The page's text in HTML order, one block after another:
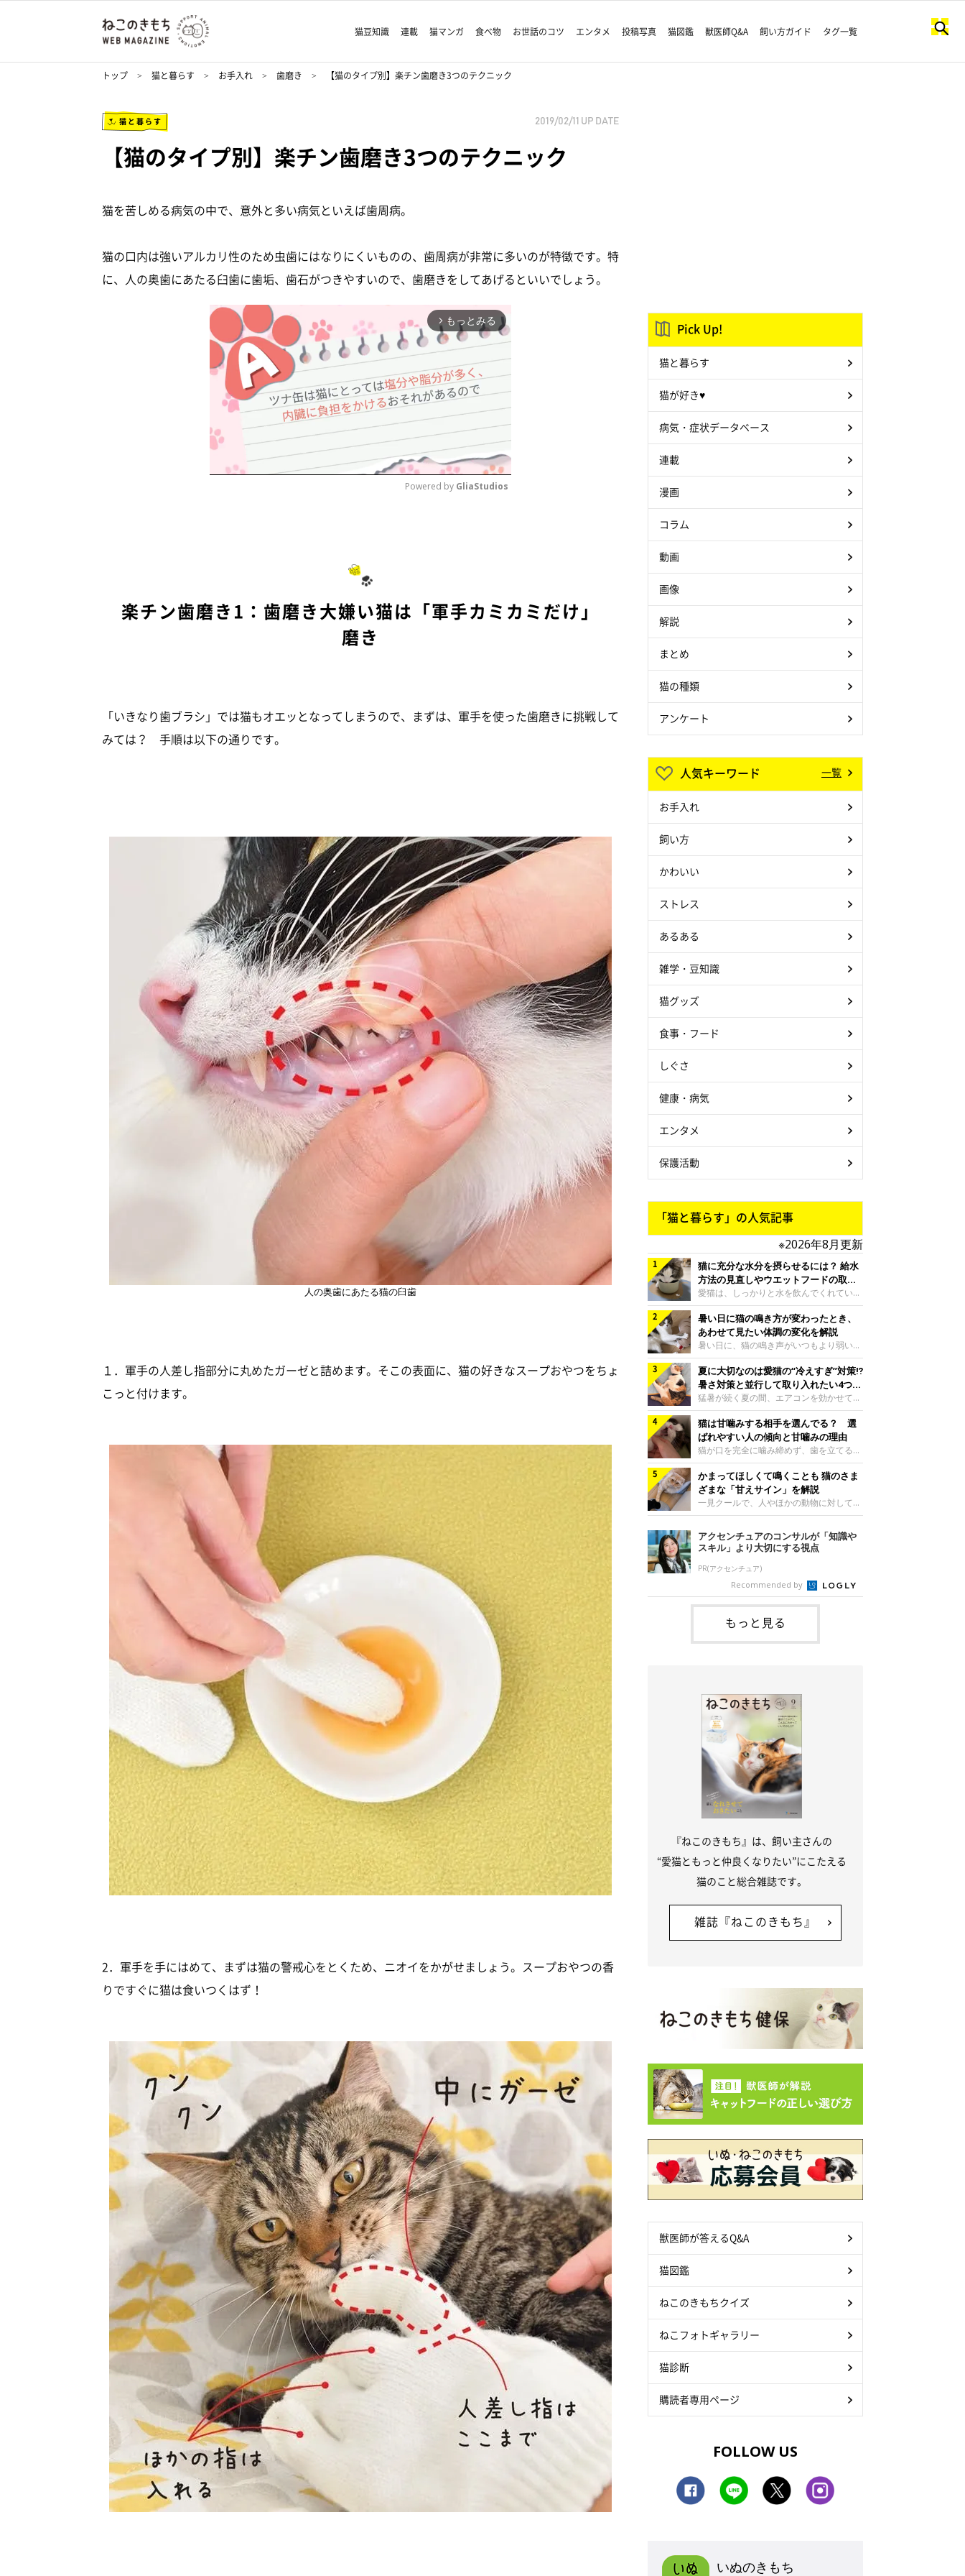
猫豆知識 連載 猫マンガ 食べ物 お世話のコツ エンタメ 投稿写真 猫図鑑 獣医師Q&A 飼い方ガイド タグ一覧
トップ 猫と暮らす お手入れ 歯磨き 【猫のタイプ別】楽チン歯磨き3つのテクニック
猫と暮らす 2019/02/11 UP DATE
【猫のタイプ別】楽チン歯磨き3つのテクニック
猫を苦しめる病気の中で、意外と多い病気といえば歯周病。
猫の口内は強いアルカリ性のため虫歯にはなりにくいものの、歯周病が非常に多いのが特徴です。特
に、人の奥歯にあたる臼歯に歯垢、歯石がつきやすいので、歯磨きをしてあげるといいでしょう。
arrow_forward_ios もっとみる
Powered by GliaStudios
楽チン歯磨き1：歯磨き大嫌い猫は「軍手カミカミだけ」
磨き
「いきなり歯ブラシ」では猫もオエッとなってしまうので、まずは、軍手を使った歯磨きに挑戦して
みては？ 手順は以下の通りです。
人の奥歯にあたる猫の臼歯
１．軍手の人差し指部分に丸めたガーゼと詰めます。そこの表面に、猫の好きなスープおやつをちょ
こっと付けます。
2．軍手を手にはめて、まずは猫の警戒心をとくため、ニオイをかがせましょう。スープおやつの香
りですぐに猫は食いつくはず！
Pick Up!
猫と暮らす
猫が好き♥
病気・症状データベース
連載
漫画
コラム
動画
画像
解説
まとめ
猫の種類
アンケート
人気キーワード 一覧
お手入れ
飼い方
かわいい
ストレス
あるある
雑学・豆知識
猫グッズ
食事・フード
しぐさ
健康・病気
エンタメ
保護活動
「猫と暮らす」の人気記事
※2026年8月更新
猫に充分な水分を摂らせるには？ 給水
方法の見直しやウエットフードの取り
入れ方を解説
愛猫は、しっかりと水を飲んでくれていま
すか？ 夏場はエアコンで室内が涼しいこ
ともあり、猫があまり水を飲まないこと
も。積極的に水分を摂らせるためには、給
水方法を見直したり、フードから水分を摂
らせたりする方法があります。今回は獣医
師の重本仁先生に、猫に水分を摂らせるた
めにできるためできる工夫を教えていただ
きました。ボウルの高さを愛猫の好みにね
このきもち投稿写真ギャラリー水飲みボウ
ルの高さは、猫が飲むときに頭が胃より下
にならないように設定すると飲みやすいで
しょう。首を深く折り曲げずに済むため、
関節や食道への負
暑い日に猫の鳴き方が変わったとき、
あわせて見たい体調の変化を解説
暑い日に、猫の鳴き声がいつもより弱い、
かすれる、しつこく鳴くなど、ふだんと違
って聞こえることがあります。 そんなと
き、あわせてどのような様子を確認したら
よいのでしょうか。暑い日に猫の鳴き方が
変わるときの見方や注意したい体調の変化
などについて、ねこのきもち獣医師相談室
の山口みき先生に伺いました。 鳴き方の
変化だけで判断せず、全身の様子も確認し
てねこのきもち投稿写真ギャラリー猫の鳴
き方が変わったとき、暑さと関係している
ように見えることがあります。 ただ、鳴
き声だけで原因を決めるのは難しく、体調
や環境の変化を
夏に大切なのは愛猫の“冷えすぎ”対策⁉
暑さ対策と並行して取り入れたい4つの
工夫
猛暑が続く夏の間、エアコンを効かせて室
内を冷やしますよね。しかし、人にとって
は快適な温度でも、猫にとっては温度が低
すぎることも。暑さ対策と並行して、冷え
すぎ対策もしっかりと行うことが大切で
す。今回は獣医師の重本仁先生に、猫の冷
えすぎを防ぐ4つの対策を教えていただき
ました。（1） 冷房の効いていない部屋に
行き来できるようにするねこのきもち投稿
写真ギャラリー猫が寒いと感じたときに、
ましょう。冷房の効いていない部屋や廊下
へも自由に行き来できるように、ドアは猫
が通れる程度に
猫は甘噛みする相手を選んでる？ 選
ばれやすい人の傾向と甘噛みの理由
猫が口を完全に噛み締めず、歯を立てる程
度に噛む“甘噛み”。遊びやスキンシップの
ときに繰り出すことがありますが、同じ家
族でも噛まれる頻度に違いがあると感じる
ことも。ねこのきもちWEB MAGAZINEで
は、飼い主さんたちにアンケートを実施
し、愛猫が甘噛みする相手を選んでいると
感じる状況を教えてもらいました。また、
ねこのきもち獣医師相談室の原駿太朗先生
には、実際に猫は甘噛みする相手を選んで
いるのか、その真相をお聞きします。約6
割の飼い主さんが「甘噛みする相手を選ん
でいる」と感じていた※2026年5月実施
かまってほしくて鳴くことも 猫のさま
ざまな「甘えサイン」を解説
一見クールで、人やほかの動物に対してあ
まり求めないように見える猫。しかし、実
は甘えん坊な性格の猫も少なくありませ
ん。今回は猫たちが出している“甘えサイ
ン”について、帝京科学大学生命環境学部
アニマルサイエンス学科准教授の加隈良枝
先生に教えていただきました。鳴くのは、
かまってほしいサインねこのきもち投稿写
真ギャラリーもともと、子猫が親猫に対し
てお世話を求めるときに鳴き声を使いま
す。子猫なので「ニャー」よりもややか細
い「ミャア」といった鳴き声になります
アクセンチュアのコンサルが「知識や
スキル」より大切にする視点
PR(アクセンチュア)
Recommended by
もっと見る
『ねこのきもち』は、飼い主さんの
“愛猫ともっと仲良くなりたい”にこたえる
猫のこと総合雑誌です。
雑誌『ねこのきもち』
獣医師が答えるQ&A
猫図鑑
ねこのきもちクイズ
ねこフォトギャラリー
猫診断
購読者専用ページ
FOLLOW US
いぬのきもち